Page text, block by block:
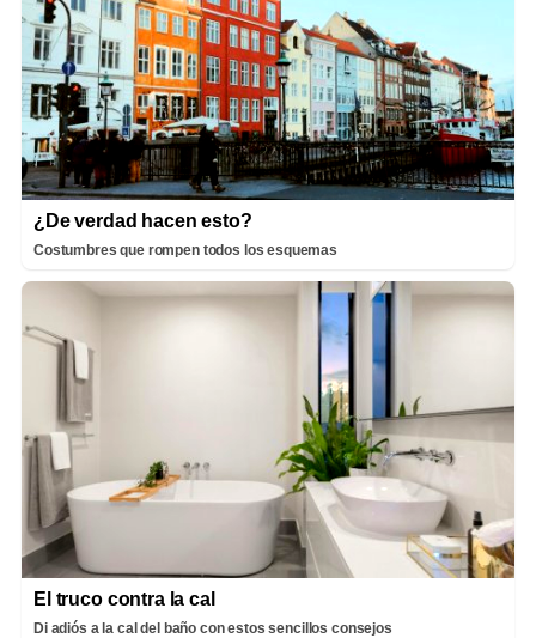
¿De verdad hacen esto?
Costumbres que rompen todos los esquemas
El truco contra la cal
Di adiós a la cal del baño con estos sencillos consejos